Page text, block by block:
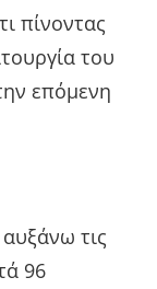
πίνοντας
του
επόμενη
τις
96